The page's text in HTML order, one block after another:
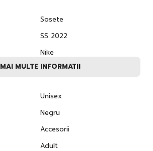
Sosete
SS 2022
Nike
MAI MULTE INFORMATII
Unisex
Negru
Accesorii
Adult